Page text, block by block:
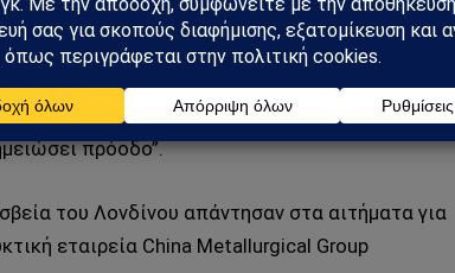
μορφή τουλάχιστον ενός ελάχιστου
και ο αξιωματούχος είπε ότι η Κίνα παρείχε
πρόοδο”.
του Λονδίνου απάντησαν στα αιτήματα για
εταιρεία China Metallurgical Group